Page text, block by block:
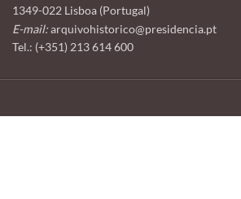
1349-022 Lisboa (Portugal)
E-mail:arquivohistorico@presidencia.pt
Tel.: (+351) 213 614 600